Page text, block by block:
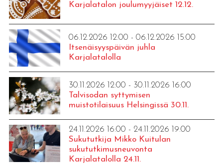
Karjalatalon joulumyyjäiset 12.12.
06.12.2026 12:00 - 06.12.2026 15:00
Itsenäisyyspäivän juhla
Karjalatalolla
30.11.2026 12:00 - 30.11.2026 16:00
Talvisodan syttymisen
muistotilaisuus Helsingissä 30.11.
24.11.2026 16:00 - 24.11.2026 19:00
Sukututkija Mikko Kuitulan
sukututkimusneuvonta
Karjalatalolla 24.11.